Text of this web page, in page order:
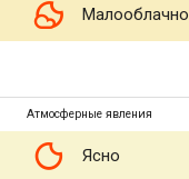
Малооблачно
Атмосферные явления
Ясно